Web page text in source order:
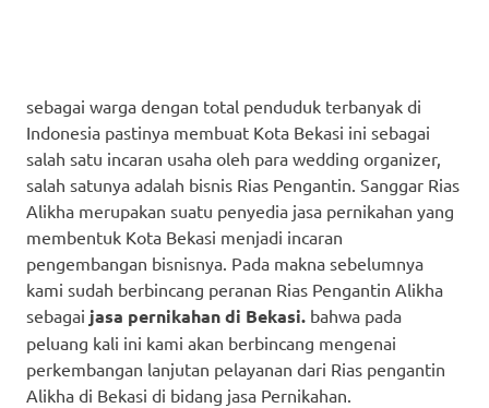
sebagai warga dengan total penduduk terbanyak di
Indonesia pastinya membuat Kota Bekasi ini sebagai
salah satu incaran usaha oleh para wedding organizer,
salah satunya adalah bisnis Rias Pengantin. Sanggar Rias
Alikha merupakan suatu penyedia jasa pernikahan yang
membentuk Kota Bekasi menjadi incaran
pengembangan bisnisnya. Pada makna sebelumnya
kami sudah berbincang peranan Rias Pengantin Alikha
sebagai jasa pernikahan di Bekasi. bahwa pada
peluang kali ini kami akan berbincang mengenai
perkembangan lanjutan pelayanan dari Rias pengantin
Alikha di Bekasi di bidang jasa Pernikahan.